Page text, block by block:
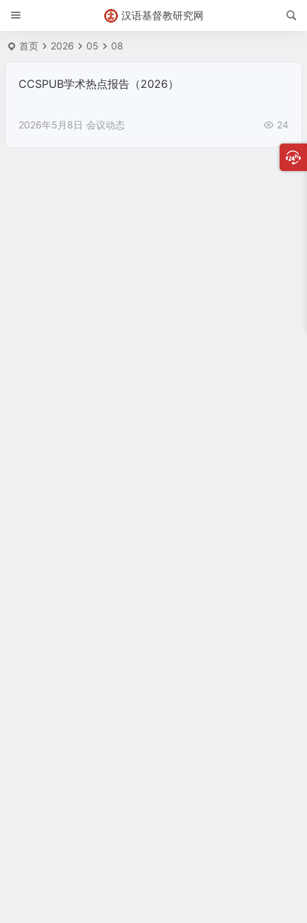
汉语基督教研究网
首页 2026 05 08
CCSPUB学术热点报告（2026）
2026年5月8日 会议动态 24